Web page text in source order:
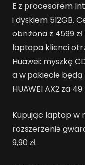
E z procesorem
i dyskiem 512GB.
obniżona z 4599
laptopa klienci
Huawei: myszkę
a w pakiecie
HUAWEI AX2 za 49
Kupując laptop w
rozszerzenie
9,90 zł.